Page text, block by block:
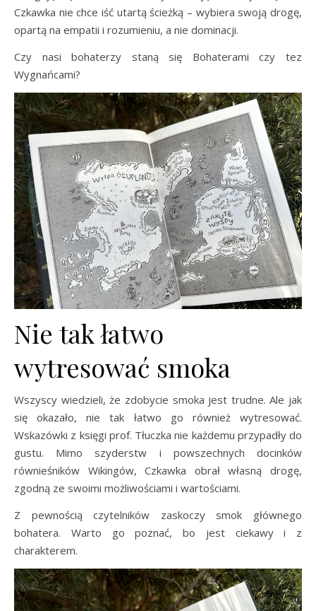
Czkawka nie chce iść utartą ścieżką – wybiera swoją drogę,
opartą na empatii i rozumieniu, a nie dominacji.
Czy nasi bohaterzy staną się Bohaterami czy tez
Wygnańcami?
Nie tak łatwo
wytresować smoka
Wszyscy wiedzieli, że zdobycie smoka jest trudne. Ale jak
się okazało, nie tak łatwo go również wytresować.
Wskazówki z księgi prof. Tłuczka nie każdemu przypadły do
gustu. Mimo szyderstw i powszechnych docinków
równieśników Wikingów, Czkawka obrał własną drogę,
zgodną ze swoimi możliwościami i wartościami.
Z pewnością czytelników zaskoczy smok głównego
bohatera. Warto go poznać, bo jest ciekawy i z
charakterem.